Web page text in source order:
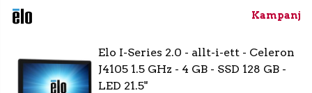
Kampanj
Elo I-Series 2.0 - allt-i-ett - Celeron
J4105 1.5 GHz - 4 GB - SSD 128 GB -
LED 21.5"